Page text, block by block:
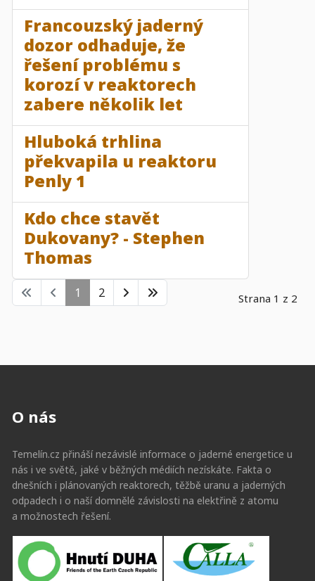
Francouzský jaderný
dozor odhaduje, že
řešení problému s
korozí v reaktorech
zabere několik let
Hluboká trhlina
překvapila u reaktoru
Penly 1
Kdo chce stavět
Dukovany? - Stephen
Thomas
Strana 1 z 2
1 2
O nás
Temelín.cz přináší nezávislé informace o jaderné energetice u
nás i ve světě, jaké v běžných médiích nezískáte. Fakta o
dnešních i plánovaných reaktorech, těžbě uranu a jaderných
odpadech i o naší domnělé závislosti na elektřině z atomu
a možnostech řešení.